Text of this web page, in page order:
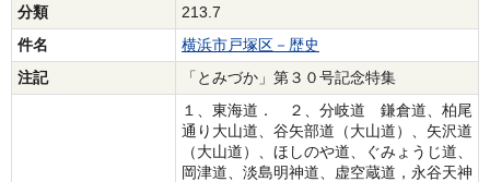
分類
213.7
件名
横浜市戸塚区－歴史
注記
「とみづか」第３０号記念特集
１、東海道． ２、分岐道 鎌倉道、柏尾
通り大山道、谷矢部道（大山道）、矢沢道
（大山道）、ほしのや道、ぐみょうじ道、
岡津道、淡島明神道、虚空蔵道，永谷天神